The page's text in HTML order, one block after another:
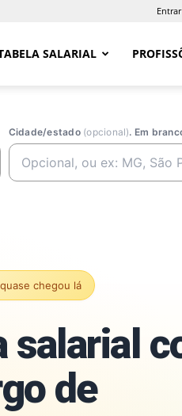
Entrar
SALARIAL
Cidade/estado (opcional). Em
chegou lá
salarial
de